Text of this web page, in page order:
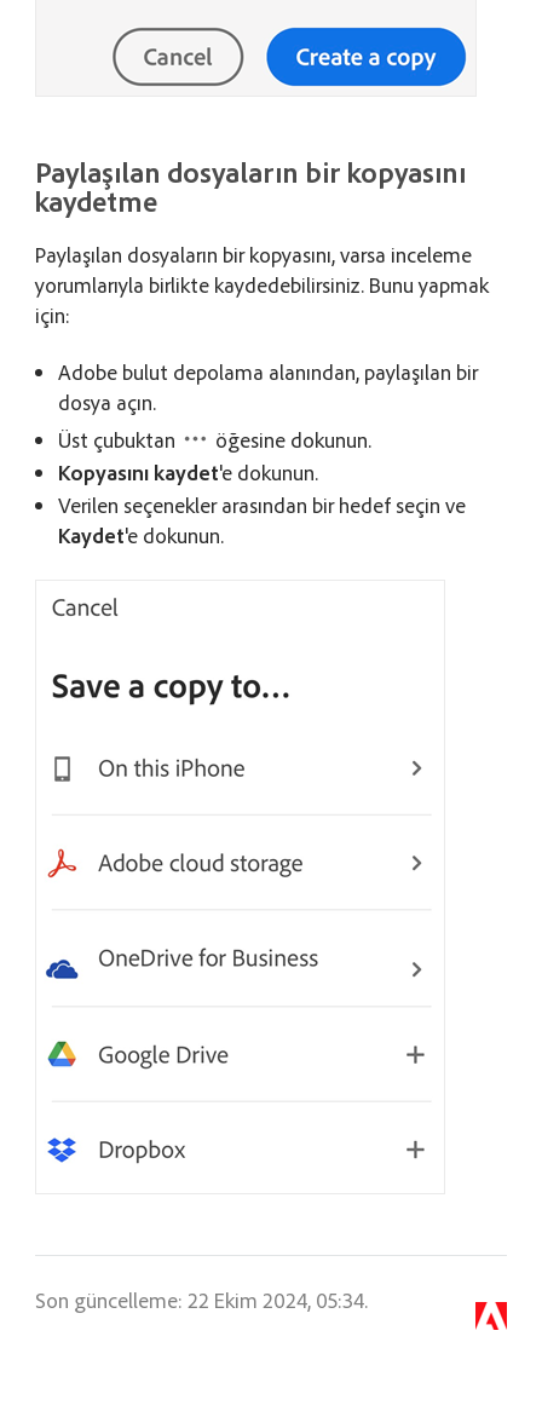
Paylaşılan dosyaların bir kopyasını
kaydetme
Paylaşılan dosyaların bir kopyasını, varsa inceleme
yorumlarıyla birlikte kaydedebilirsiniz. Bunu yapmak
için:
Adobe bulut depolama alanından, paylaşılan bir
dosya açın.
Üst çubuktan
öğesine dokunun.
Kopyasını kaydet'e dokunun.
Verilen seçenekler arasından bir hedef seçin ve
Kaydet'e dokunun.
Son güncelleme: 22 Ekim 2024, 05:34.